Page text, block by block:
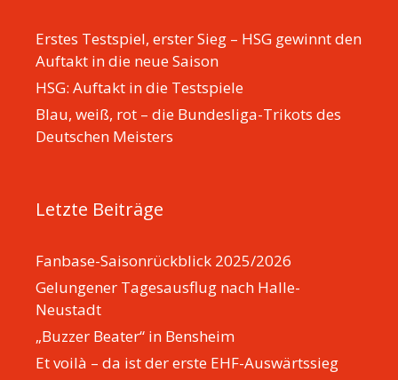
Erstes Testspiel, erster Sieg – HSG gewinnt den
Auftakt in die neue Saison
HSG: Auftakt in die Testspiele
Blau, weiß, rot – die Bundesliga-Trikots des
Deutschen Meisters
Letzte Beiträge
Fanbase-Saisonrückblick 2025/2026
Gelungener Tagesausflug nach Halle-
Neustadt
„Buzzer Beater“ in Bensheim
Et voilà – da ist der erste EHF-Auswärtssieg